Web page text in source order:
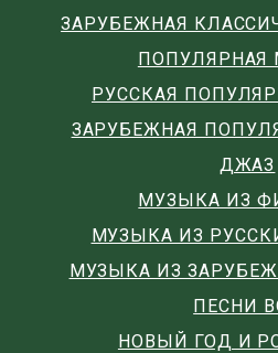
ЗАРУБЕЖНАЯ
ПОПУЛЯРНАЯ
РУССКАЯ
ЗАРУБЕЖНАЯ
ДЖАЗ
МУЗЫКА ИЗ
МУЗЫКА ИЗ
МУЗЫКА ИЗ
ПЕСНИ
НОВЫЙ ГОД И